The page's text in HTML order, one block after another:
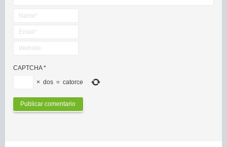
CAPTCHA*
× dos = catorce